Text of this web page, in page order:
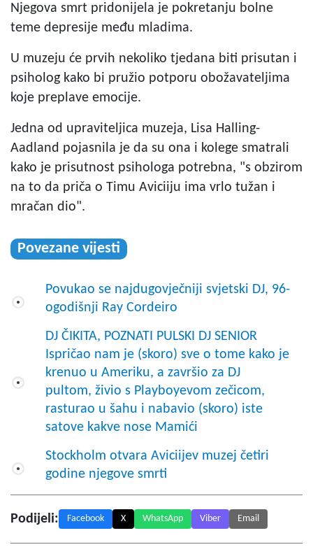
Njegova smrt pridonijela je pokretanju bolne
teme depresije među mladima.
U muzeju će prvih nekoliko tjedana biti prisutan i
psiholog kako bi pružio potporu obožavateljima
koje preplave emocije.
Jedna od upraviteljica muzeja, Lisa Halling-
Aadland pojasnila je da su ona i kolege smatrali
kako je prisutnost psihologa potrebna, "s obzirom
na to da priča o Timu Aviciiju ima vrlo tužan i
mračan dio".
Povezane vijesti
Povukao se najdugovječniji svjetski DJ, 96-
ogodišnji Ray Cordeiro
DJ ČIKITA, POZNATI PULSKI DJ SENIOR
Ispričao nam je (skoro) sve o tome kako je
krenuo u Ameriku, a završio za DJ
pultom, živio s Playboyevom zečicom,
rasturao u šahu i nabavio (skoro) iste
satove kakve nose Mamići
Stockholm otvara Aviciijev muzej četiri
godine njegove smrti
Podijeli: Facebook X WhatsApp Viber Email